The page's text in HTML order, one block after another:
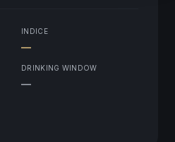
INDICE
—
DRINKING WINDOW
—